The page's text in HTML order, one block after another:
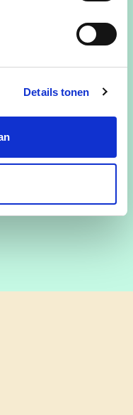
Details tonen
nv